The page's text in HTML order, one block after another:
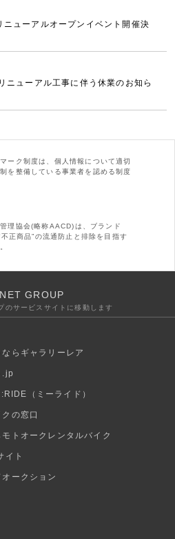
ューアルオープンイベント開催決
ニューアル工事に伴う休業のお知ら
ーク制度は、個人情報について適切
を整備している事業者を認める制度
理協会(略称AACD)は、ブランド
不正商品”の流通防止と排除を目指す
GROUP
のサービスサイトに移動します
らギャラリーレア
.jp
（ミーライド）
の窓口
トオークレンタルバイク
イト
ークション